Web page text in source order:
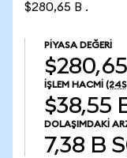
$280,65 B .
PIYASA DEĞERI
İŞLEM HACMI
$38,55
DOLAŞIMDAKI
7,38 B